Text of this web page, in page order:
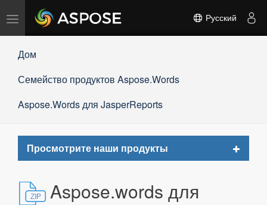
Переключить
навигацию
Русский
Дом
Семейство продуктов Aspose.Words
Aspose.Words для JasperReports
Просмотрите наши продукты
Toggle
Aspose.words для